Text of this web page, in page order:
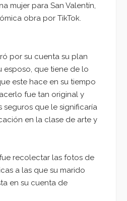
mujer para San Valentín,
obra por TikTok.
por su cuenta su plan
esposo, que tiene de lo
este hace en su tiempo
fue tan original y
seguros que le significaría
en la clase de arte y
recolectar las fotos de
a las que su marido
en su cuenta de